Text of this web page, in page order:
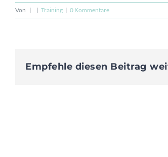
Von | | Training | 0 Kommentare
Empfehle diesen Beitrag